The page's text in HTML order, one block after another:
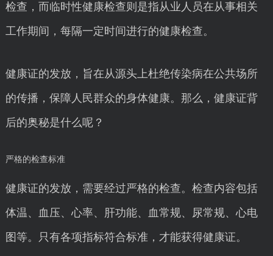
检查，而临时性健康检查则是指从业人员在从事相关
工作期间，每隔一定时间进行的健康检查。
健康证的发放，旨在从源头上杜绝传染病在公共场所
的传播，保障人民群众的身体健康。那么，健康证背
后的奥秘是什么呢？
严格的检查标准
健康证的发放，需要经过严格的检查。检查内容包括
体温、血压、心率、肝功能、血常规、尿常规、心电
图等。只有各项指标符合标准，才能获得健康证。